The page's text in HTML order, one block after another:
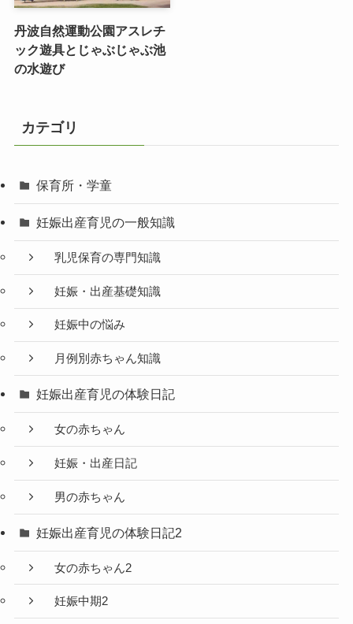
丹波自然運動公園アスレチ
ック遊具とじゃぶじゃぶ池
の水遊び
カテゴリ
保育所・学童
妊娠出産育児の一般知識
乳児保育の専門知識
妊娠・出産基礎知識
妊娠中の悩み
月例別赤ちゃん知識
妊娠出産育児の体験日記
女の赤ちゃん
妊娠・出産日記
男の赤ちゃん
妊娠出産育児の体験日記2
女の赤ちゃん2
妊娠中期2